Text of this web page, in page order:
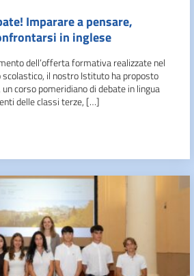
Imparare a pensare,
in inglese
dell’offerta formativa realizzate nel
scolastico, il nostro Istituto ha proposto
un corso pomeridiano di debate in lingua
delle classi terze, […]